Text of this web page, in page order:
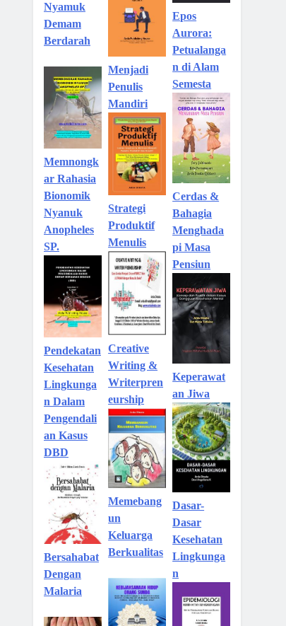
Nyamuk
Demam
Berdarah
Memnongk
ar Rahasia
Bionomik
Nyanuk
Anopheles
SP.
Pendekatan
Kesehatan
Lingkunga
n Dalam
Pengendali
an Kasus
DBD
Bersahabat
Dengan
Malaria
Menjadi
Penulis
Mandiri
Strategi
Produktif
Menulis
Creative
Writing &
Writerpren
eurship
Memebang
un
Keluarga
Berkualitas
Epos
Aurora:
Petualanga
n di Alam
Semesta
Cerdas &
Bahagia
Menghada
pi Masa
Pensiun
Keperawat
an Jiwa
Dasar-
Dasar
Kesehatan
Lingkunga
n